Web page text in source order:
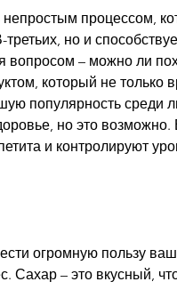
непростым процессом,
но и
вопросом – можно ли
который не только
популярность среди
но это
и контролируют
огромную пользу
Сахар – это вкусный,